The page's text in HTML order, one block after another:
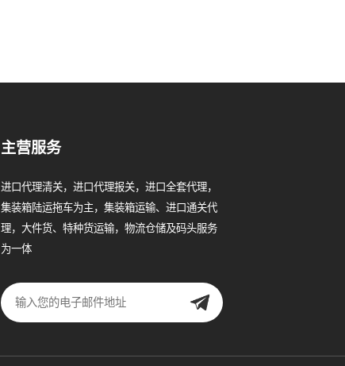
主营服务
进口代理清关，进口代理报关，进口全套代理，
集装箱陆运拖车为主，集装箱运输、进口通关代
理，大件货、特种货运输，物流仓储及码头服务
为一体